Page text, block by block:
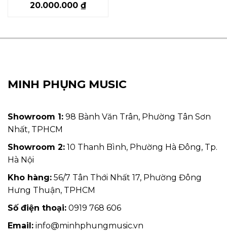
20.000.000 ₫
MINH PHỤNG MUSIC
Showroom 1: 98 Bành Văn Trân, Phường Tân Sơn
Nhất, TPHCM
Showroom 2: 10 Thanh Bình, Phường Hà Đông, Tp.
Hà Nội
Kho hàng: 56/7 Tân Thới Nhất 17, Phường Đông
Hưng Thuận, TPHCM
Số điện thoại: 0919 768 606
Email: info@minhphungmusic.vn